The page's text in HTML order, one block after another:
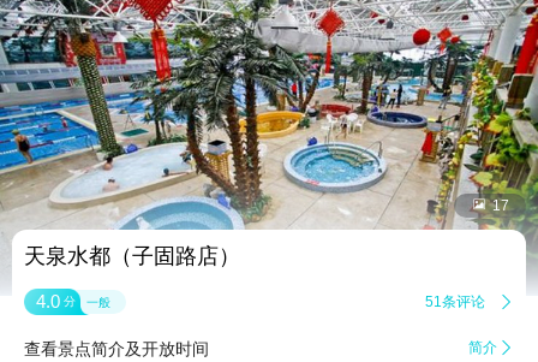
 17
天泉水都（子固路店）
4.0 分 一般 51条评论 
查看景点简介及开放时间 简介 
